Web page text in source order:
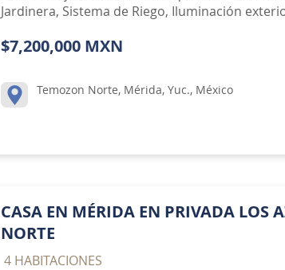
Jardinera, Sistema de Riego, Iluminación
$7,200,000 MXN
Temozon Norte, Mérida, Yuc., México
CASA EN MÉRIDA EN PRIVADA LOS
NORTE
​ 4 HABITACIONES